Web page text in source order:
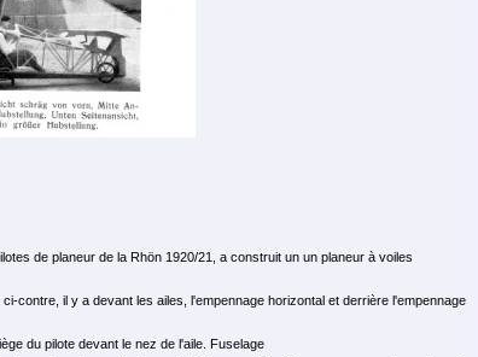
de planeur de la Rhön 1920/21, a construit un un planeur à voiles
contre, il y a devant les ailes, l'empennage horizontal et derrière l'empennage
du pilote devant le nez de l'aile. Fuselage